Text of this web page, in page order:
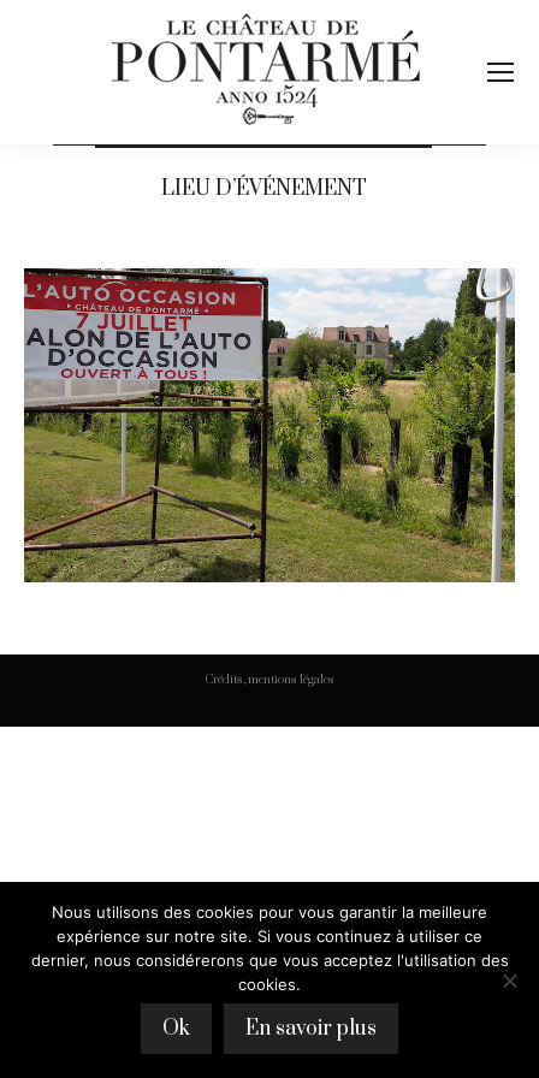
LIEU D’ÉVÉNEMENT
Crédits, mentions légales
Nous utilisons des cookies pour vous garantir la meilleure
expérience sur notre site. Si vous continuez à utiliser ce
dernier, nous considérerons que vous acceptez l'utilisation des
cookies.
Ok En savoir plus